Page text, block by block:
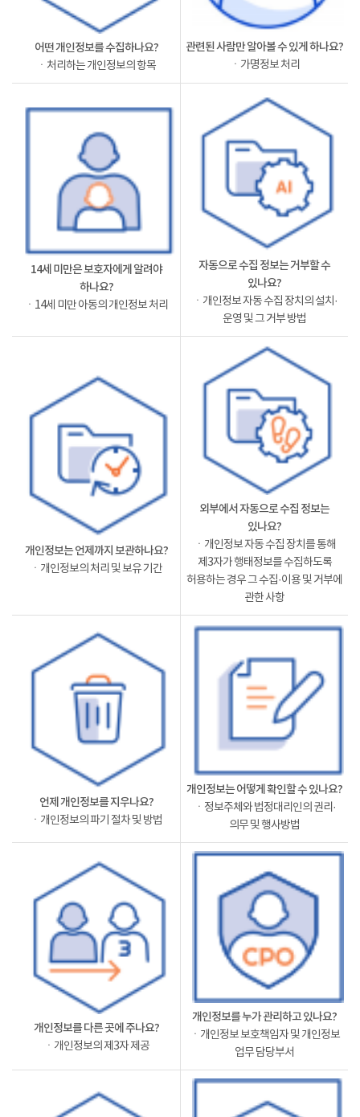
어떤 개인정보를 수집하나요?
ㆍ처리하는 개인정보의 항목
관련된 사람만 알아볼 수 있게 하나요?
ㆍ가명정보 처리
14세 미만은 보호자에게 알려야
하나요?
ㆍ14세 미만 아동의 개인정보 처리
자동으로 수집 정보는 거부할 수
있나요?
ㆍ개인정보 자동 수집 장치의 설치·
운영 및 그 거부 방법
개인정보는 언제까지 보관하나요?
ㆍ개인정보의 처리 및 보유 기간
외부에서 자동으로 수집 정보는
있나요?
ㆍ개인정보 자동 수집 장치를 통해
제3자가 행태정보를 수집하도록
허용하는 경우 그 수집·이용 및 거부에
관한 사항
언제 개인정보를 지우나요?
ㆍ개인정보의 파기 절차 및 방법
개인정보는 어떻게 확인할 수 있나요?
ㆍ정보주체와 법정대리인의 권리·
의무 및 행사방법
개인정보를 다른 곳에 주나요?
ㆍ개인정보의 제3자 제공
개인정보를 누가 관리하고 있나요?
ㆍ개인정보 보호책임자 및 개인정보
업무 담당부서